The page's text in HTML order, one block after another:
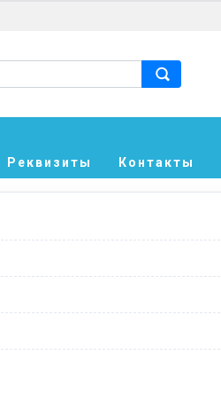
Реквизиты Контакты